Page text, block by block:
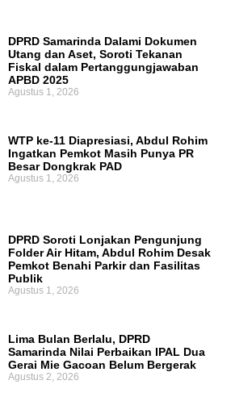
DPRD Samarinda Dalami Dokumen
Utang dan Aset, Soroti Tekanan
Fiskal dalam Pertanggungjawaban
APBD 2025
Agustus 1, 2026
WTP ke-11 Diapresiasi, Abdul Rohim
Ingatkan Pemkot Masih Punya PR
Besar Dongkrak PAD
Agustus 1, 2026
DPRD Soroti Lonjakan Pengunjung
Folder Air Hitam, Abdul Rohim Desak
Pemkot Benahi Parkir dan Fasilitas
Publik
Agustus 1, 2026
Lima Bulan Berlalu, DPRD
Samarinda Nilai Perbaikan IPAL Dua
Gerai Mie Gacoan Belum Bergerak
Agustus 2, 2026